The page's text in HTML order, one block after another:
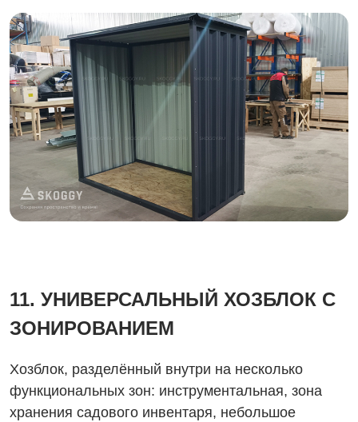
11. УНИВЕРСАЛЬНЫЙ ХОЗБЛОК С
ЗОНИРОВАНИЕМ
Хозблок, разделённый внутри на несколько
функциональных зон: инструментальная, зона
хранения садового инвентаря, небольшое